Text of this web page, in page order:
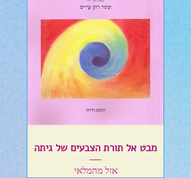
מבט אל תורת הצבעים של גיתה
אזל מהמלאי